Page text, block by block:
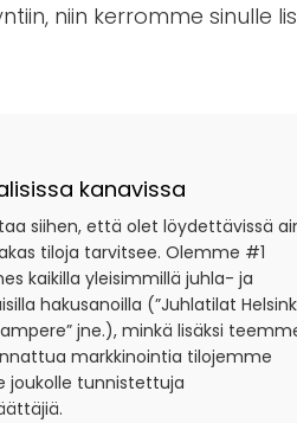
niin kerromme sinulle
kanavissa
siihen, että olet löydettävissä
tiloja tarvitsee. Olemme #1
kaikilla yleisimmillä juhla- ja
hakusanoilla (”Juhlatilat
jne.), minkä lisäksi
markkinointia tilojemme
joukolle tunnistettuja